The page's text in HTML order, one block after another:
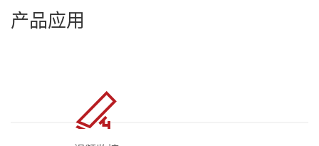
产品应用